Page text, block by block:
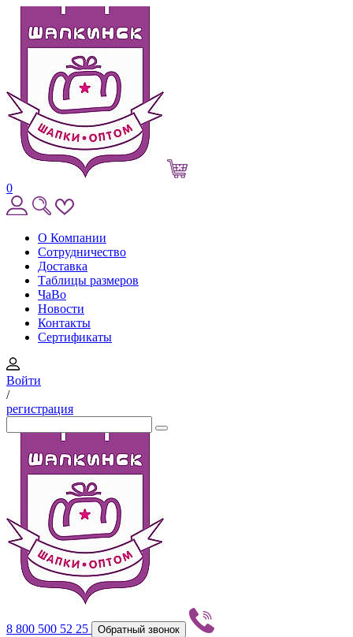
0
О Компании
Сотрудничество
Доставка
Таблицы размеров
ЧаВо
Новости
Контакты
Сертификаты
Войти
/
регистрация
8 800 500 52 25 Обратный звонок